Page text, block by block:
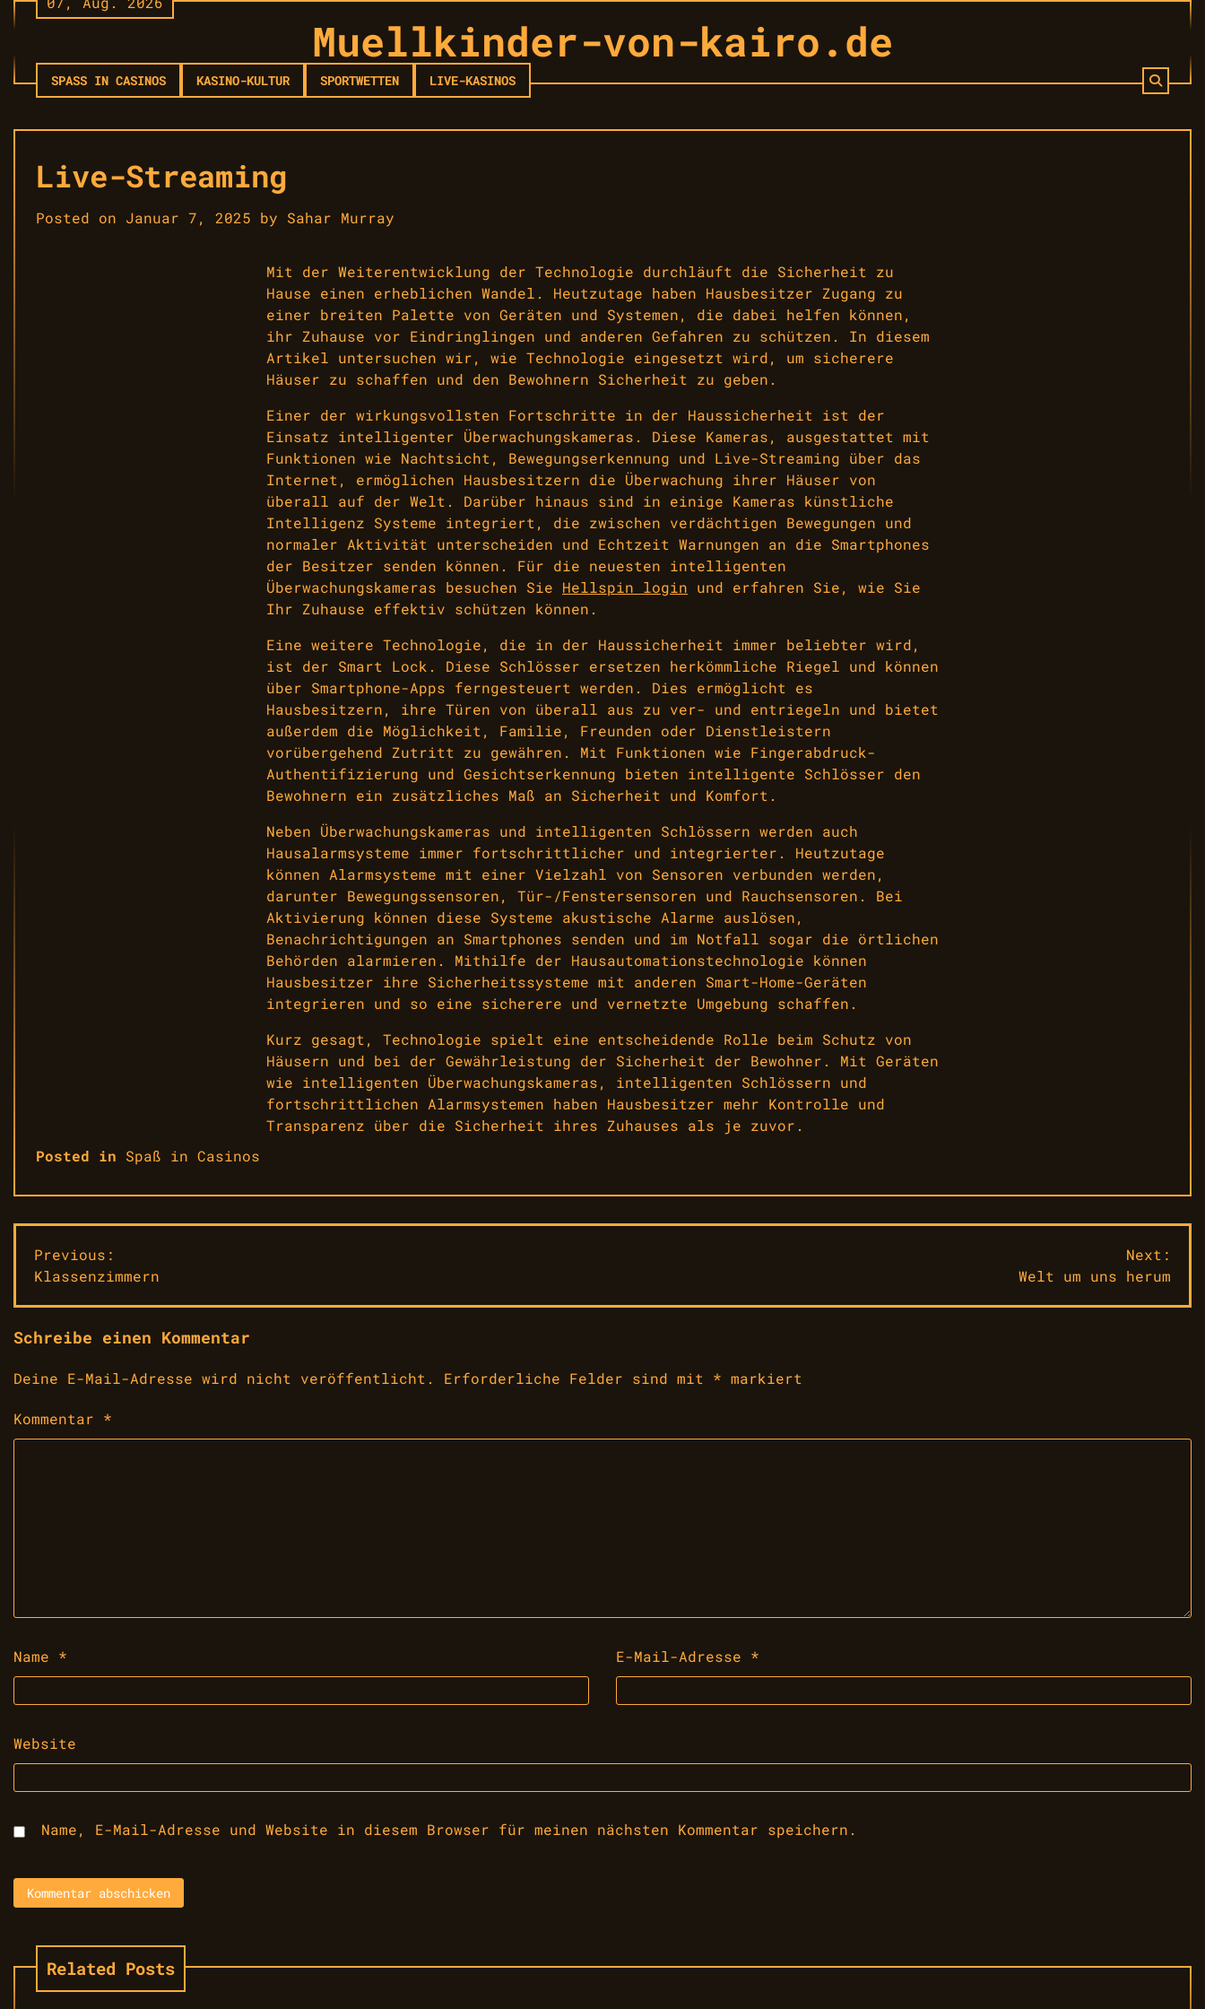
Skip
to
Muellkinder-von-kairo.de
SPASS IN CASINOS KASINO-KULTUR SPORTWETTEN LIVE-KASINOS
Live-Streaming
Posted on Januar 7, 2025 by Sahar Murray
Mit der Weiterentwicklung der Technologie durchläuft die Sicherheit zu
Hause einen erheblichen Wandel. Heutzutage haben Hausbesitzer Zugang zu
einer breiten Palette von Geräten und Systemen, die dabei helfen können,
ihr Zuhause vor Eindringlingen und anderen Gefahren zu schützen. In diesem
Artikel untersuchen wir, wie Technologie eingesetzt wird, um sicherere
Häuser zu schaffen und den Bewohnern Sicherheit zu geben.
Einer der wirkungsvollsten Fortschritte in der Haussicherheit ist der
Einsatz intelligenter Überwachungskameras. Diese Kameras, ausgestattet mit
Funktionen wie Nachtsicht, Bewegungserkennung und Live-Streaming über das
Internet, ermöglichen Hausbesitzern die Überwachung ihrer Häuser von
überall auf der Welt. Darüber hinaus sind in einige Kameras künstliche
Intelligenz Systeme integriert, die zwischen verdächtigen Bewegungen und
normaler Aktivität unterscheiden und Echtzeit Warnungen an die Smartphones
der Besitzer senden können. Für die neuesten intelligenten
Überwachungskameras besuchen Sie Hellspin login und erfahren Sie, wie Sie
Ihr Zuhause effektiv schützen können.
Eine weitere Technologie, die in der Haussicherheit immer beliebter wird,
ist der Smart Lock. Diese Schlösser ersetzen herkömmliche Riegel und können
über Smartphone-Apps ferngesteuert werden. Dies ermöglicht es
Hausbesitzern, ihre Türen von überall aus zu ver- und entriegeln und bietet
außerdem die Möglichkeit, Familie, Freunden oder Dienstleistern
vorübergehend Zutritt zu gewähren. Mit Funktionen wie Fingerabdruck-
Authentifizierung und Gesichtserkennung bieten intelligente Schlösser den
Bewohnern ein zusätzliches Maß an Sicherheit und Komfort.
Neben Überwachungskameras und intelligenten Schlössern werden auch
Hausalarmsysteme immer fortschrittlicher und integrierter. Heutzutage
können Alarmsysteme mit einer Vielzahl von Sensoren verbunden werden,
darunter Bewegungssensoren, Tür-/Fenstersensoren und Rauchsensoren. Bei
Aktivierung können diese Systeme akustische Alarme auslösen,
Benachrichtigungen an Smartphones senden und im Notfall sogar die örtlichen
Behörden alarmieren. Mithilfe der Hausautomationstechnologie können
Hausbesitzer ihre Sicherheitssysteme mit anderen Smart-Home-Geräten
integrieren und so eine sicherere und vernetzte Umgebung schaffen.
Kurz gesagt, Technologie spielt eine entscheidende Rolle beim Schutz von
Häusern und bei der Gewährleistung der Sicherheit der Bewohner. Mit Geräten
wie intelligenten Überwachungskameras, intelligenten Schlössern und
fortschrittlichen Alarmsystemen haben Hausbesitzer mehr Kontrolle und
Transparenz über die Sicherheit ihres Zuhauses als je zuvor.
Posted in Spaß in Casinos
Beitragsnavigation
Previous:
Klassenzimmern
Next:
Welt um uns herum
Schreibe einen Kommentar
Deine E-Mail-Adresse wird nicht veröffentlicht. Erforderliche Felder sind mit * markiert
Kommentar *
Name * E-Mail-Adresse *
Website
Name, E-Mail-Adresse und Website in diesem Browser für meinen nächsten Kommentar speichern.
Related Posts